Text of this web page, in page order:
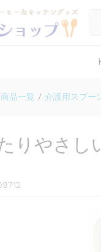
商品一覧 / 介護用スプー
りやさし
口あたりやさ